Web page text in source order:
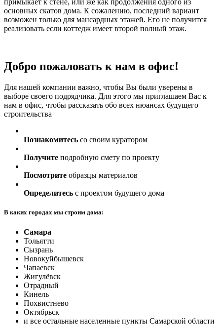
примыкает к стене, или же как продолжения одного из
основных скатов дома. К сожалению, последний вариант
возможен только для мансардных этажей. Его не получится
реализовать если коттедж имеет второй полный этаж.
Добро пожаловать к нам в офис!
Для нашей компании важно, чтобы Вы были уверены в
выборе своего подрядчика. Для этого мы приглашаем Вас к
нам в офис, чтобы рассказать обо всех нюансах будущего
строительства
Познакомитесь со своим куратором
Получите подробную смету по проекту
Посмотрите образцы материалов
Определитесь с проектом будущего дома
В каких городах мы строим дома:
Самара
Тольятти
Сызрань
Новокуйбышевск
Чапаевск
Жигулёвск
Отрадный
Кинель
Похвистнево
Октябрьск
и все остальные населенные пункты Самарской области